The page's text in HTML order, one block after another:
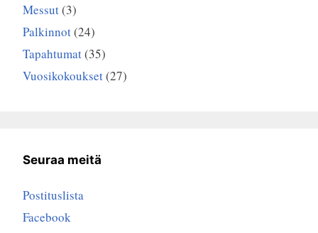
Messut(3)
Palkinnot(24)
Tapahtumat(35)
Vuosikokoukset(27)
Seuraa meitä
Postituslista
Facebook